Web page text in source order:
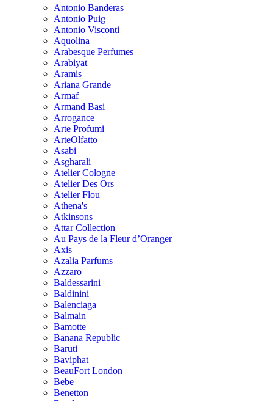
Antonio Banderas
Antonio Puig
Antonio Visconti
Aquolina
Arabesque Perfumes
Arabiyat
Aramis
Ariana Grande
Armaf
Armand Basi
Arrogance
Arte Profumi
ArteOlfatto
Asabi
Asgharali
Atelier Cologne
Atelier Des Ors
Atelier Flou
Athena's
Atkinsons
Attar Collection
Au Pays de la Fleur d’Oranger
Axis
Azalia Parfums
Azzaro
Baldessarini
Baldinini
Balenciaga
Balmain
Bamotte
Banana Republic
Baruti
Baviphat
BeauFort London
Bebe
Benetton